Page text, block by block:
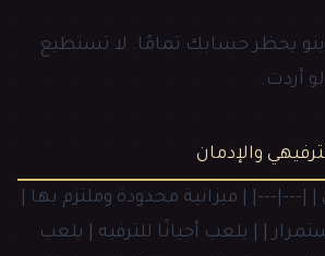
يحظر حسابك تمامًا. لا تستطيع
أردت.
والإدمان
| |---|---| | ميزانية محدودة وملتزم بها |
| | يلعب أحيانًا للترفيه | يلعب